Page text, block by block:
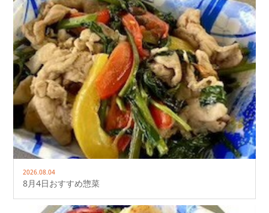
2026.08.04
8月4日おすすめ惣菜